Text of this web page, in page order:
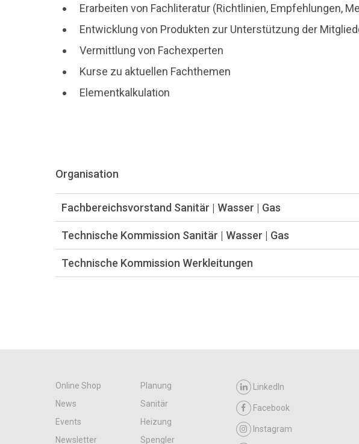
Erarbeiten von Fachliteratur (Richtlinien, Empfehlungen,
Entwicklung von Produkten zur Unterstützung der
Vermittlung von Fachexperten
Kurse zu aktuellen Fachthemen
Elementkalkulation
Organisation
Fachbereichsvorstand Sanitär | Wasser | Gas
Technische Kommission Sanitär | Wasser | Gas
Technische Kommission Werkleitungen
Online Shop
Planung
News
Sanitär
Events
Heizung
Newsletter
Spengler
LinkedIn
Facebook
Instagram